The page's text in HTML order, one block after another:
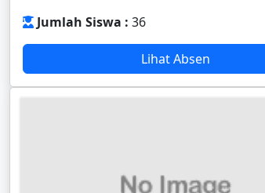
Jumlah Siswa : 36
Lihat Absen